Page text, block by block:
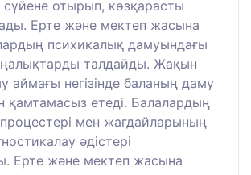
сүйене отырып, көзқарасты
Ерте және мектеп жасына
психикалық дамуындағы
талдайды. Жақын
аймағы негізінде баланың даму
қамтамасыз етеді. Балалардың
мен жағдайларының
әдістері
Ерте және мектеп жасына